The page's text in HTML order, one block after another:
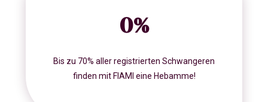
0%
Bis zu 70% aller registrierten Schwangeren
finden mit FIAMI eine Hebamme!